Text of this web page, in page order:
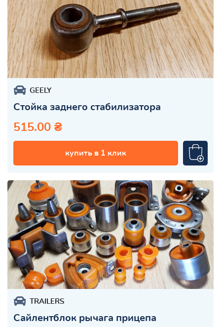
GEELY
Стойка заднего стабилизатора
515.00 ₴
купить в 1 клик
TRAILERS
Сайлентблок рычага прицепа